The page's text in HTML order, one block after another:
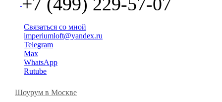
Связаться со мной
imperiumloft@yandex.ru
Telegram
Max
WhatsApp
Rutube
Шоурум в Москве